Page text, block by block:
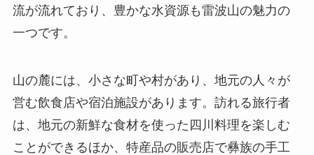
流が流れており、豊かな水資源も雷波山の魅力の
一つです。
山の麓には、小さな町や村があり、地元の人々が
営む飲食店や宿泊施設があります。訪れる旅行者
は、地元の新鮮な食材を使った四川料理を楽しむ
ことができるほか、特産品の販売店で彝族の手工